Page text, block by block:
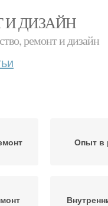
И ДИЗАЙН
ремонт и дизайн
Опыт в